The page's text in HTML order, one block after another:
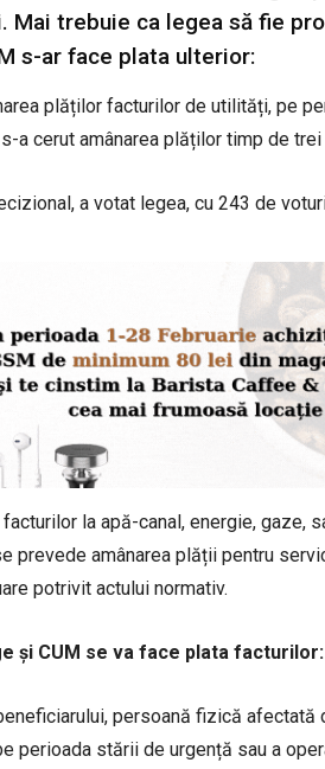
Mai trebuie ca legea să fie
s-ar face plata ulterior:
plăților facturilor de utilități, pe
a cerut amânarea plăților timp de
a votat legea, cu 243 de
la apă-canal, energie,
prevede amânarea plății pentru
potrivit actului normativ.
și CUM se va face plata facturilor:
persoană fizică
perioada stării de urgență sau a